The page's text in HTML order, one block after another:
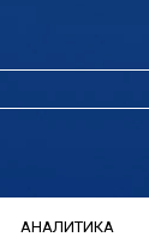
АНАЛИТИКА